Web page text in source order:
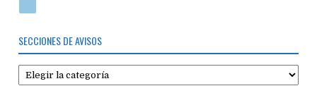
SECCIONES DE AVISOS
Secciones
de